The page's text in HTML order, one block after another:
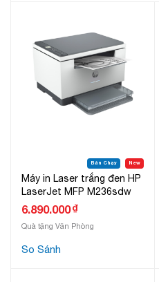
Bán Chạy New
Máy in Laser trắng đen HP
LaserJet MFP M236sdw
6.890.000₫
Quà tặng Văn Phòng
So Sánh